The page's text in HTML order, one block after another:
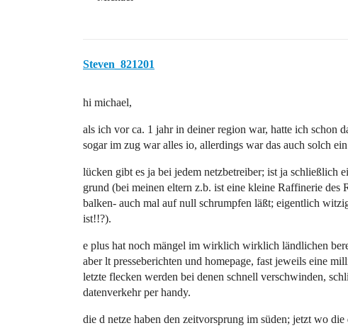
Steven_821201
hi michael,
als ich vor ca. 1 jahr in deiner region war, hatte ich schon
sogar im zug war alles io, allerdings war das auch solch
lücken gibt es ja bei jedem netzbetreiber; ist ja schließlich
grund (bei meinen eltern z.b. ist eine kleine Raffinerie des
balken- auch mal auf null schrumpfen läßt; eigentlich
ist!!?).
e plus hat noch mängel im wirklich wirklich ländlichen
aber lt presseberichten und homepage, fast jeweils eine
letzte flecken werden bei denen schnell verschwinden,
datenverkehr per handy.
die d netze haben den zeitvorsprung im süden; jetzt wo